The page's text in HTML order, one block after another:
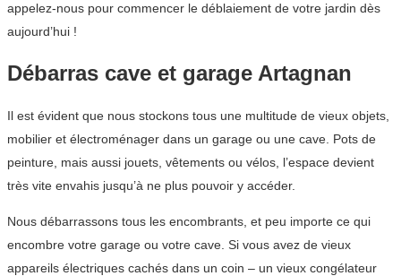
appelez-nous pour commencer le déblaiement de votre jardin dès
aujourd’hui !
Débarras cave et garage Artagnan
Il est évident que nous stockons tous une multitude de vieux objets,
mobilier et électroménager dans un garage ou une cave. Pots de
peinture, mais aussi jouets, vêtements ou vélos, l’espace devient
très vite envahis jusqu’à ne plus pouvoir y accéder.
Nous débarrassons tous les encombrants, et peu importe ce qui
encombre votre garage ou votre cave. Si vous avez de vieux
appareils électriques cachés dans un coin – un vieux congélateur